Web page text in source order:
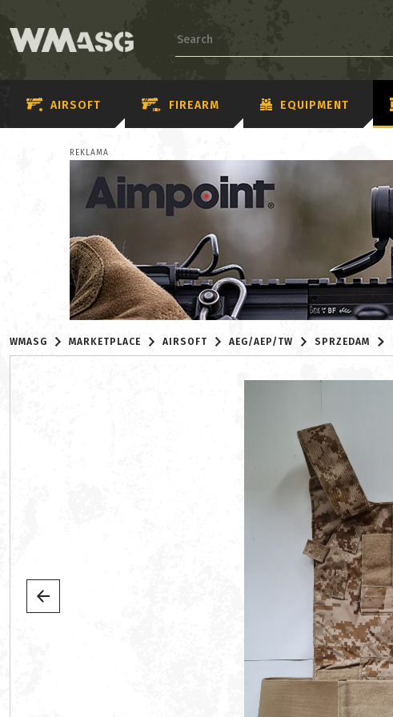
AIRSOFT FIREARM EQUIPMENT
REKLAMA
WMASG MARKETPLACE AIRSOFT AEG/AEP/TW SPRZEDAM